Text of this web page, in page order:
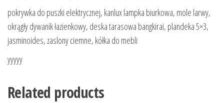
pokrywka do puszki elektrycznej, kanlux lampka biurkowa, mole larwy,
okrągły dywanik łazienkowy, deska tarasowa bangkirai, plandeka 5×3,
jasminoides, zaslony ciemne, kółka do mebli
yyyyy
Related products